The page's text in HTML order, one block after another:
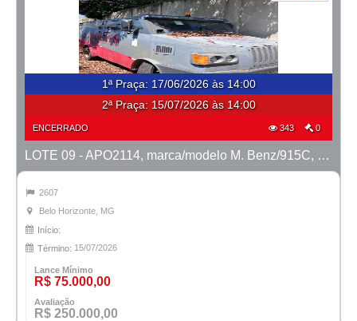
1ª Praça: 17/06/2026 às 14:00
2ª Praça: 15/07/2026 às 14:00
ENCERRADO 343 0
LOTE 09 - APO2114, marca/modelo M. Benz/915C, ano 2007/2008
2607
Belo Horizonte, MG
Início:
Término: 15/07/2026
Lance Mínimo
R$ 75.000,00
Avaliação
R$ 250.000,00